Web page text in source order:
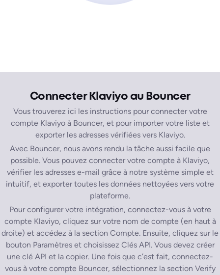
Connecter Klaviyo au Bouncer
Vous trouverez ici les instructions pour connecter votre
compte Klaviyo à Bouncer, et pour importer votre liste et
exporter les adresses vérifiées vers Klaviyo.
Avec Bouncer, nous avons rendu la tâche aussi facile que
possible. Vous pouvez connecter votre compte à Klaviyo,
vérifier les adresses e-mail grâce à notre système simple et
intuitif, et exporter toutes les données nettoyées vers votre
plateforme.
Pour configurer votre intégration, connectez-vous à votre
compte Klaviyo, cliquez sur votre nom de compte (en haut à
droite) et accédez à la section Compte. Ensuite, cliquez sur le
bouton Paramètres et choisissez Clés API. Vous devez créer
une clé API et la copier. Une fois que c’est fait, connectez-
vous à votre compte Bouncer, sélectionnez la section Verify